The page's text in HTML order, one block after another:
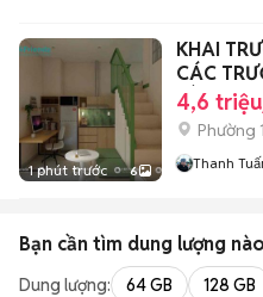
1 phút trước 6
KHAI
CÁC
BÀNG,
4,6
Phường
Thanh
Bạn cần tìm dung lượng
Dung lượng: 64 GB 128 GB